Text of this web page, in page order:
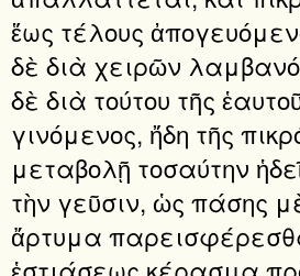
ἕως τέλους
δὲ διὰ χειρῶν
δὲ διὰ τούτου τῆς
γινόμενος, ἤδη τῆς
μεταβολῇ τοσαύτην
τὴν γεῦσιν, ὡς πάσης
ἄρτυμα
ἑστιάσεως κέρασμα